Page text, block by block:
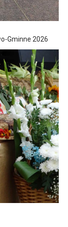
Gminne 2026